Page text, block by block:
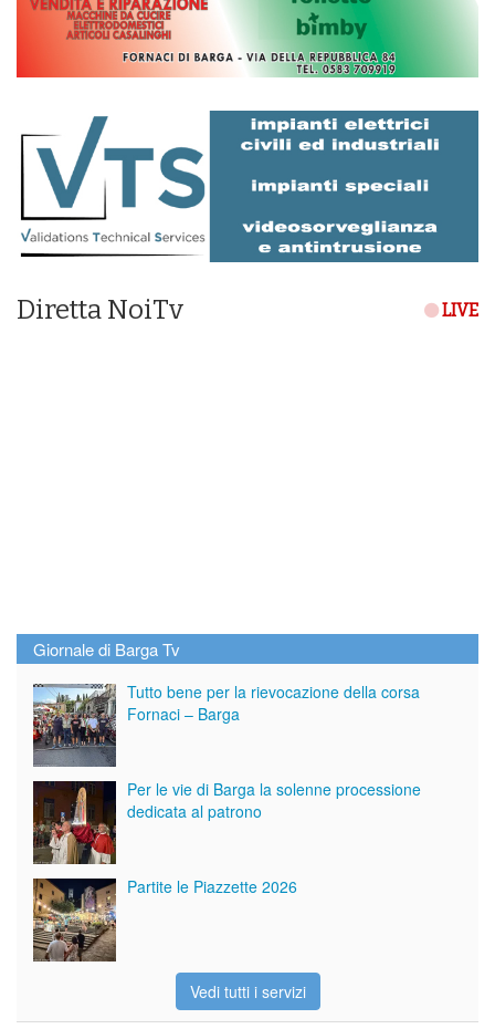
Diretta NoiTv LIVE
Giornale di Barga Tv
Tutto bene per la rievocazione della corsa
Fornaci – Barga
Per le vie di Barga la solenne processione
dedicata al patrono
Partite le Piazzette 2026
Vedi tutti i servizi